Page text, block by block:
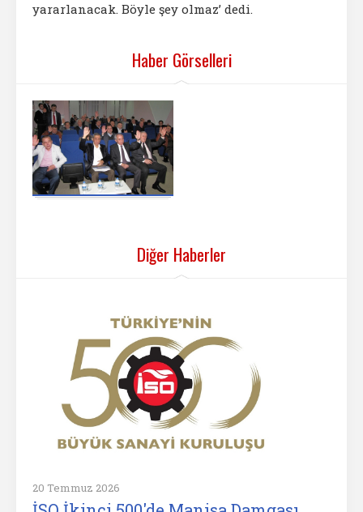
yararlanacak. Böyle şey olmaz’ dedi.
Haber Görselleri
Diğer Haberler
20 Temmuz 2026